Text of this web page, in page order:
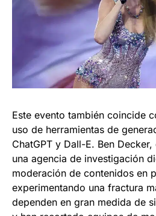
Este evento también coincide
uso de herramientas de
ChatGPT y Dall-E. Ben
una agencia de investigación
moderación de contenidos en
experimentando una fractura
dependen en gran medida de